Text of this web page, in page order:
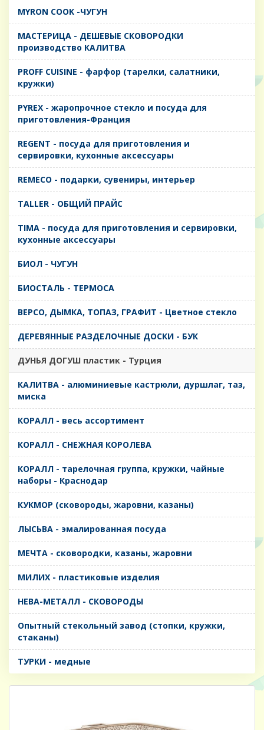
MYRON COOK -ЧУГУН
MАСТЕРИЦА - ДЕШЕВЫЕ СКОВОРОДКИ
производство КАЛИТВА
PROFF CUISINE - фарфор (тарелки, салатники,
кружки)
PYREX - жаропрочное стекло и посуда для
приготовления-Франция
REGENT - посуда для приготовления и
сервировки, кухонные аксессуары
REMECO - подарки, сувениры, интерьер
TALLER - ОБЩИЙ ПРАЙС
TIMA - посуда для приготовления и сервировки,
кухонные аксессуары
БИОЛ - ЧУГУН
БИОСТАЛЬ - ТЕРМОСА
ВЕРСО, ДЫМКА, ТОПАЗ, ГРАФИТ - Цветное стекло
ДЕРЕВЯННЫЕ РАЗДЕЛОЧНЫЕ ДОСКИ - БУК
ДУНЬЯ ДОГУШ пластик - Турция
КАЛИТВА - алюминиевые кастрюли, дуршлаг, таз,
миска
КОРАЛЛ - весь ассортимент
КОРАЛЛ - СНЕЖНАЯ КОРОЛЕВА
КОРАЛЛ - тарелочная группа, кружки, чайные
наборы - Краснодар
КУКМОР (сковороды, жаровни, казаны)
ЛЫСЬВА - эмалированная посуда
МЕЧТА - сковородки, казаны, жаровни
МИЛИХ - пластиковые изделия
НЕВА-МЕТАЛЛ - СКОВОРОДЫ
Опытный стекольный завод (стопки, кружки,
стаканы)
ТУРКИ - медные